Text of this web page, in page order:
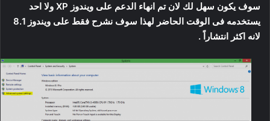
سوف يكون سهل لك لان تم انهاء الدعم على ويندوز XP ولا احد
يستخدمه فى الوقت الحاضر لهذا سوف نشرح فقط على ويندوز 8.1
لانه اكثر انتشاراً .